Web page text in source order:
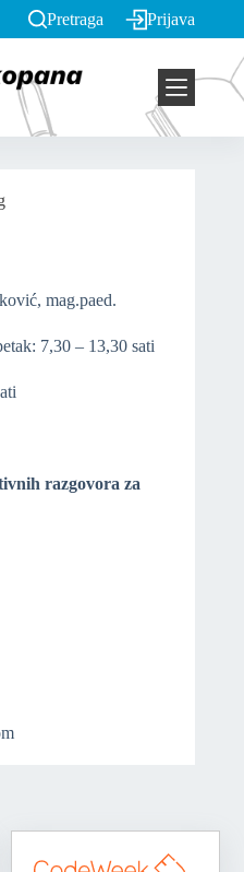
Pretraga Prijava
mag.paed.
7,30 – 13,30 sati
razgovora za